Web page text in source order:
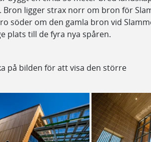
Bron ligger strax norr om bron för
söder om den gamla bron vid
plats till de fyra nya spåren.
på bilden för att visa den större